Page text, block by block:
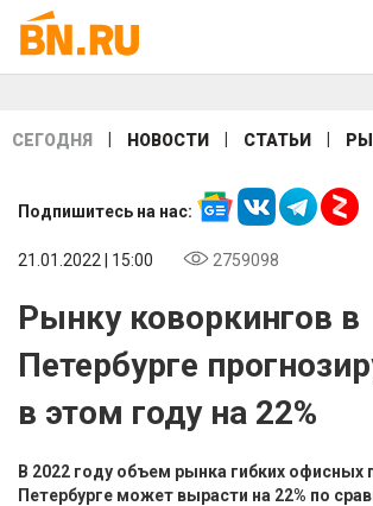
СЕГОДНЯ НОВОСТИ СТАТЬИ
Подпишитесь на нас:
21.01.2022 | 15:00 2759098
Рынку коворкингов в
Петербурге
в этом году на 22%
В 2022 году объем рынка гибких офисных
Петербурге может вырасти на 22% по